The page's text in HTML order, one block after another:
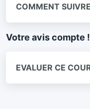
COMMENT
Votre avis compte !
EVALUER CE